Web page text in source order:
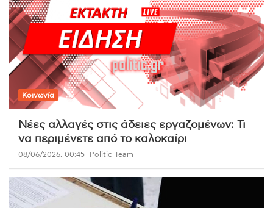
Κοινωνία
Νέες αλλαγές στις άδειες εργαζομένων: Τι
να περιμένετε από το καλοκαίρι
08/06/2026, 00:45 Politic Team